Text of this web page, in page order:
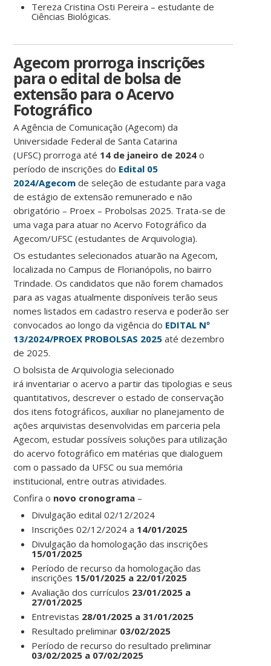
Tereza Cristina Osti Pereira – estudante de
Ciências Biológicas.
Agecom prorroga inscrições
para o edital de bolsa de
extensão para o Acervo
Fotográfico
A Agência de Comunicação (Agecom) da
Universidade Federal de Santa Catarina
(UFSC) prorroga até 14 de janeiro de 2024 o
período de inscrições do Edital 05
2024/Agecom de seleção de estudante para vaga
de estágio de extensão remunerado e não
obrigatório – Proex – Probolsas 2025. Trata-se de
uma vaga para atuar no Acervo Fotográfico da
Agecom/UFSC (estudantes de Arquivologia).
Os estudantes selecionados atuarão na Agecom,
localizada no Campus de Florianópolis, no bairro
Trindade. Os candidatos que não forem chamados
para as vagas atualmente disponíveis terão seus
nomes listados em cadastro reserva e poderão ser
convocados ao longo da vigência do EDITAL Nº
13/2024/PROEX PROBOLSAS 2025 até dezembro
de 2025.
O bolsista de Arquivologia selecionado
irá inventariar o acervo a partir das tipologias e seus
quantitativos, descrever o estado de conservação
dos itens fotográficos, auxiliar no planejamento de
ações arquivistas desenvolvidas em parceria pela
Agecom, estudar possíveis soluções para utilização
do acervo fotográfico em matérias que dialoguem
com o passado da UFSC ou sua memória
institucional, entre outras atividades.
Confira o novo cronograma –
Divulgação edital 02/12/2024
Inscrições 02/12/2024 a 14/01/2025
Divulgação da homologação das inscrições
15/01/2025
Período de recurso da homologação das
inscrições 15/01/2025 a 22/01/2025
Avaliação dos currículos 23/01/2025 a
27/01/2025
Entrevistas 28/01/2025 a 31/01/2025
Resultado preliminar 03/02/2025
Período de recurso do resultado preliminar
03/02/2025 a 07/02/2025